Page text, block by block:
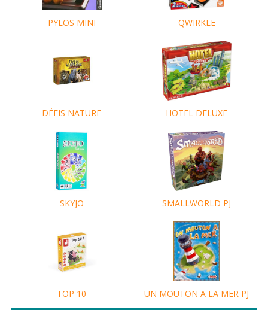
PYLOS MINI QWIRKLE
DÉFIS NATURE HOTEL DELUXE
SKYJO SMALLWORLD PJ
TOP 10 UN MOUTON A LA MER PJ